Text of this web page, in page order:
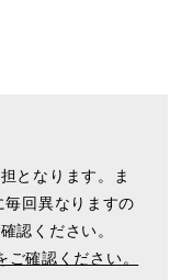
となります。ま
回異なりますの
認ください。
ご確認ください。